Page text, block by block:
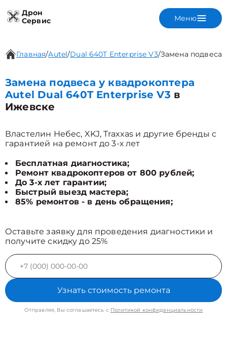
Дрон
Сервис
Меню
Главная/Autel/Dual 640T Enterprise V3/Замена подвеса
Замена подвеса у квадрокоптера
Autel Dual 640T Enterprise V3 в
Ижевске
Властелин Небес, XKJ, Traxxas и другие бренды с
гарантией на ремонт до 3-х лет
Бесплатная диагностика;
Ремонт квадрокоптеров от 800 рублей;
До 3-х лет гарантии;
Быстрый выезд мастера;
85% ремонтов - в день обращения;
Оставьте заявку для проведения диагностики и
получите скидку до 25%
Узнать стоимость ремонта
Отправляя, Вы соглашаетесь с Политикой конфиденциальности